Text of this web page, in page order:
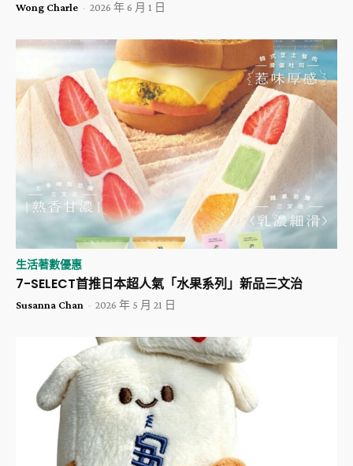
Wong Charle - 2026 年 6 月 1 日
生活著數優惠
​7-SELECT首推日本超人氣「水果系列」新品三文治
Susanna Chan - 2026 年 5 月 21 日